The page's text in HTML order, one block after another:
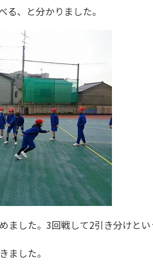
る、と分かりました。
ました。3回戦して2引き分けとい
ました。